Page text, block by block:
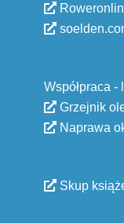
Współpraca
Grzejnik
Naprawa
Skup